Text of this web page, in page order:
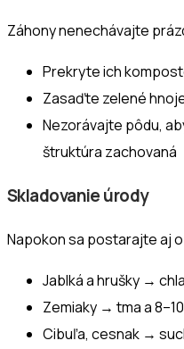
Záhony nenechávajte
Prekryte ich
Zasaďte zelené
Nezorávajte pôdu,
štruktúra zachovaná
Skladovanie úrody
Napokon sa postarajte aj
Jablká a hrušky →
Zemiaky → tma a
Cibuľa, cesnak →